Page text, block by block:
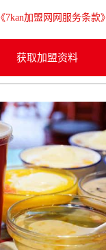
《7kan加盟网网服务条款》
获取加盟资料